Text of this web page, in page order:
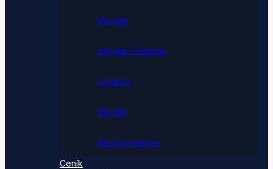
Shoptet
Shoptet Premium
Upgates
Shopify
WooCommerce
Ceník